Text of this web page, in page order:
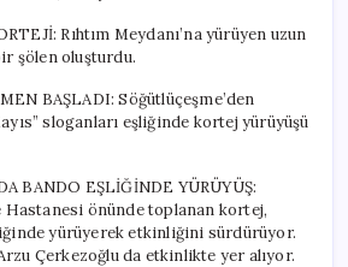
Rıhtım Meydanı’na yürüyen uzun
şölen oluşturdu.
BAŞLADI: Söğütlüçeşme’den
sloganları eşliğinde kortej yürüyüşü
BANDO EŞLİĞİNDE YÜRÜYÜŞ:
Hastanesi önünde toplanan kortej,
yürüyerek etkinliğini sürdürüyor.
Çerkezoğlu da etkinlikte yer alıyor.